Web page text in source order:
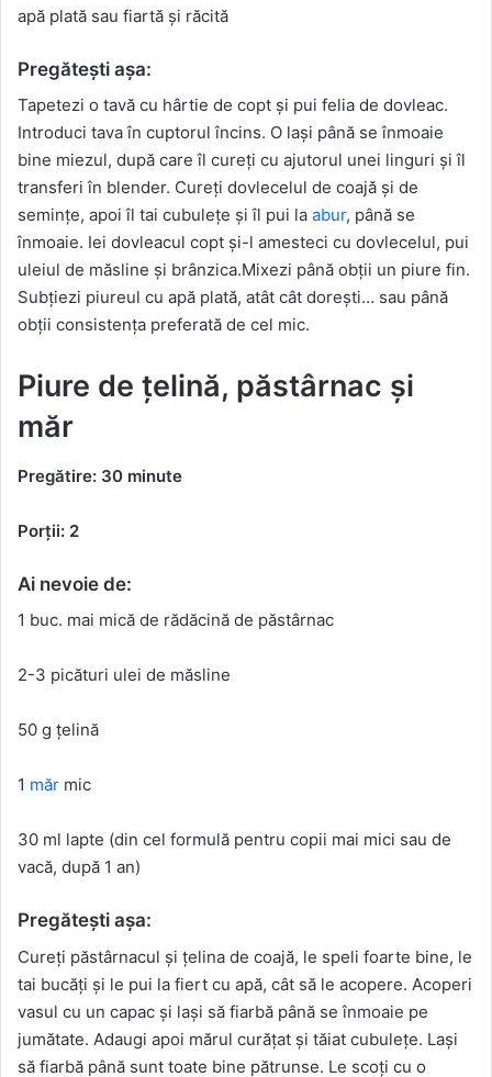
apă plată sau fiartă și răcită
Pregătești așa:
Tapetezi o tavă cu hârtie de copt și pui felia de dovleac.
Introduci tava în cuptorul încins. O lași până se înmoaie
bine miezul, după care îl cureți cu ajutorul unei linguri și îl
transferi în blender. Cureți dovlecelul de coajă și de
semințe, apoi îl tai cubulețe și îl pui la abur, până se
înmoaie. Iei dovleacul copt și-l amesteci cu dovlecelul, pui
uleiul de măsline și brânzica.Mixezi până obții un piure fin.
Subțiezi piureul cu apă plată, atât cât dorești… sau până
obții consistența preferată de cel mic.
Piure de țelină, păstârnac și
măr
Pregătire: 30 minute
Porții: 2
Ai nevoie de:
1 buc. mai mică de rădăcină de păstârnac
2-3 picături ulei de măsline
50 g țelină
1 măr mic
30 ml lapte (din cel formulă pentru copii mai mici sau de
vacă, după 1 an)
Pregătești așa:
Cureți păstârnacul și țelina de coajă, le speli foarte bine, le
tai bucăți și le pui la fiert cu apă, cât să le acopere. Acoperi
vasul cu un capac și lași să fiarbă până se înmoaie pe
jumătate. Adaugi apoi mărul curățat și tăiat cubulețe. Lași
să fiarbă până sunt toate bine pătrunse. Le scoți cu o